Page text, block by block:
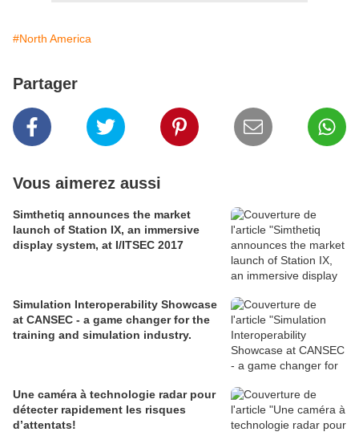
#North America
Partager
Vous aimerez aussi
Simthetiq announces the market
launch of Station IX, an immersive
display system, at I/ITSEC 2017
Simulation Interoperability Showcase
at CANSEC - a game changer for the
training and simulation industry.
Une caméra à technologie radar pour
détecter rapidement les risques
d’attentats!